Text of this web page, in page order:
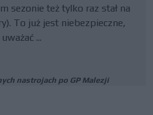
sezonie też tylko raz stał na
To już jest niebezpieczne,
...
nastrojach po GP Malezji